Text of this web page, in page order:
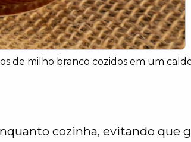
de milho branco cozidos em um
cozinha, evitando que